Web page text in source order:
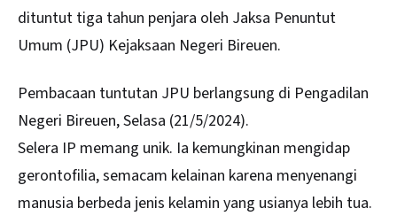
dituntut tiga tahun penjara oleh Jaksa Penuntut
Umum (JPU) Kejaksaan Negeri Bireuen.
Pembacaan tuntutan JPU berlangsung di Pengadilan
Negeri Bireuen, Selasa (21/5/2024).
Selera IP memang unik. Ia kemungkinan mengidap
gerontofilia, semacam kelainan karena menyenangi
manusia berbeda jenis kelamin yang usianya lebih tua.